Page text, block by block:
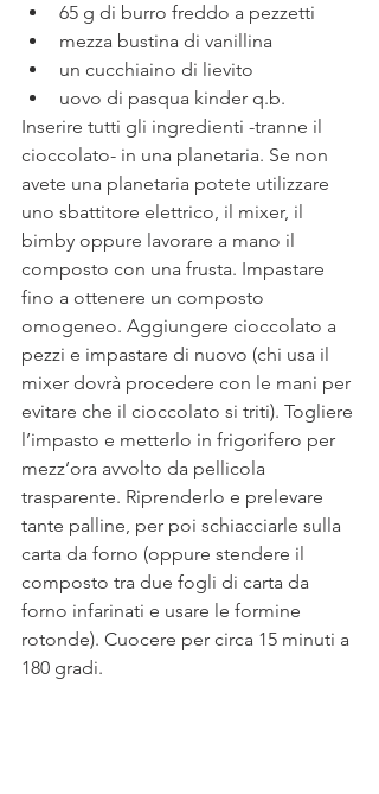
65 g di burro freddo a pezzetti
mezza bustina di vanillina
un cucchiaino di lievito
uovo di pasqua kinder q.b.
Inserire tutti gli ingredienti -tranne il
cioccolato- in una planetaria. Se non
avete una planetaria potete utilizzare
uno sbattitore elettrico, il mixer, il
bimby oppure lavorare a mano il
composto con una frusta. Impastare
fino a ottenere un composto
omogeneo. Aggiungere cioccolato a
pezzi e impastare di nuovo (chi usa il
mixer dovrà procedere con le mani per
evitare che il cioccolato si triti). Togliere
l’impasto e metterlo in frigorifero per
mezz’ora avvolto da pellicola
trasparente. Riprenderlo e prelevare
tante palline, per poi schiacciarle sulla
carta da forno (oppure stendere il
composto tra due fogli di carta da
forno infarinati e usare le formine
rotonde). Cuocere per circa 15 minuti a
180 gradi.